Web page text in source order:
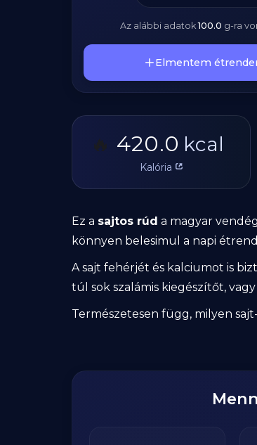
Az alábbi adatok100.0 g-ra
Elmentem
🔥 420.0 kcal
Kalória
Ez a sajtos rúd a magyar
könnyen belesimul a napi
A sajt fehérjét és kalciumot is
túl sok szalámis kiegészítőt,
Természetesen függ, milyen